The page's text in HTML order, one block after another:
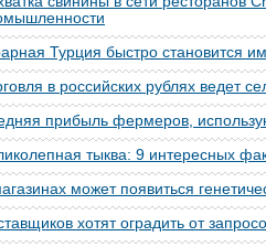
Турция быстро становится
в российских рублях ведет
прибыль фермеров,
тыква: 9 интересных
может появиться
хотят оградить от